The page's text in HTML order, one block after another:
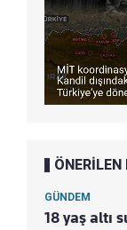
ÖNERİLEN
GÜNDEM
18 yaş altı